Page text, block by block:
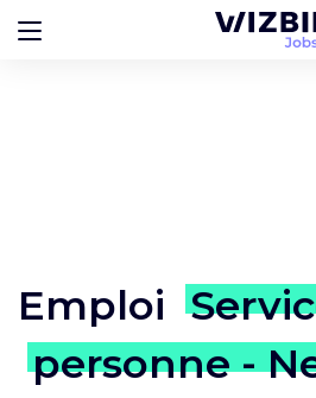
Emploi
personne -